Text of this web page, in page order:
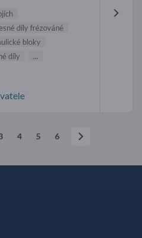
díly frézováné
bloky
díly ...
4 5 6